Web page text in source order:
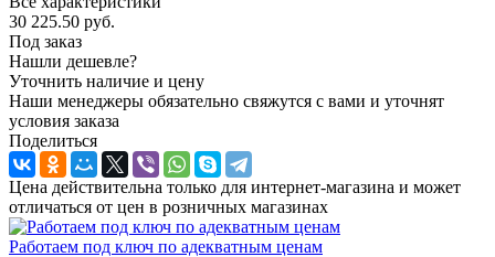
30 225.50 руб.
Под заказ
Нашли дешевле?
Уточнить наличие и цену
Наши менеджеры обязательно свяжутся с вами и уточнят
условия заказа
Поделиться
Цена действительна только для интернет-магазина и может
отличаться от цен в розничных магазинах
Работаем под ключ по адекватным ценам